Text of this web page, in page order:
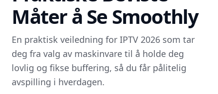
Måter å Se Smoothly
En praktisk veiledning for IPTV 2026 som tar
deg fra valg av maskinvare til å holde deg
lovlig og fikse buffering, så du får pålitelig
avspilling i hverdagen.